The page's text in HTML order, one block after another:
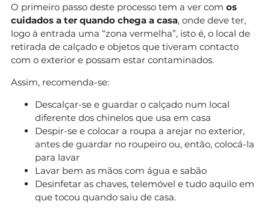
O primeiro passo deste processo tem a ver com os
cuidados a ter quando chega a casa, onde deve ter,
logo à entrada uma “zona vermelha”, isto é, o local de
retirada de calçado e objetos que tiveram contacto
com o exterior e possam estar contaminados.
Assim, recomenda-se:
Descalçar-se e guardar o calçado num local
diferente dos chinelos que usa em casa
Despir-se e colocar a roupa a arejar no exterior,
antes de guardar no roupeiro ou, então, colocá-la
para lavar
Lavar bem as mãos com água e sabão
Desinfetar as chaves, telemóvel e tudo aquilo em
que tocou quando saiu de casa.